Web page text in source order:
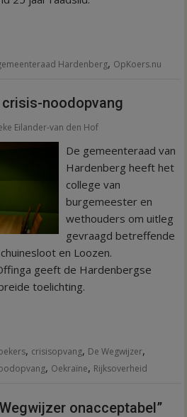
Hardenberg, OpKoers.nu
noodopvang
Eilander-van den Hof
De gemeenteraad van
Hardenberg heeft het
college van
burgemeester en
wethouders om uitleg
gevraagd betreffende
en Loozen.
geeft de Hardenbergse
toelichting.
, crisisopvang, De Wegwijzer,
, Oekraïne, Rijksoverheid
onacceptabel”